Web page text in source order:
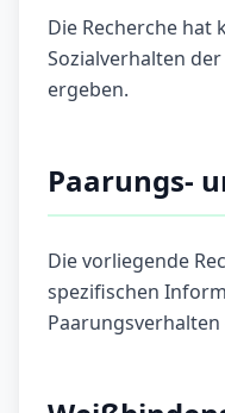
Die Recherche
Sozialverhalten
ergeben.
Paarungs-
Die vorliegende
spezifischen